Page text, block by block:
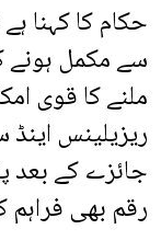
حکام کا کہنا
سے مکمل ہونے
ملنے کا قوی
ریزیلینس
رقم بھی